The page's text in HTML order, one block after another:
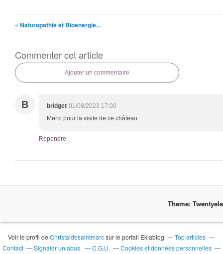
« Naturopathie et Bioenergie...
Commenter cet article
Ajouter un commentaire
B bridget 01/08/2023 17:00
Merci pour la visite de ce château
Répondre
Theme:
Voir le profil deChristaldesaintmarcsur le portail Eklablog
Top articles
Contact
Signaler un abus C.G.U.
Cookies et données personnelles